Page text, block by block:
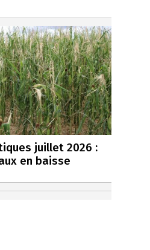
juillet 2026 :
en baisse